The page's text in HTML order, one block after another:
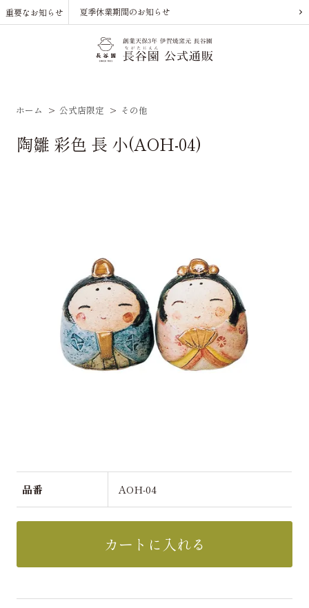
重要なお知らせ 夏季休業期間のお知らせ
ホーム > 公式店限定 > その他
陶雛 彩色 長 小(AOH-04)
品番 AOH-04
カートに入れる